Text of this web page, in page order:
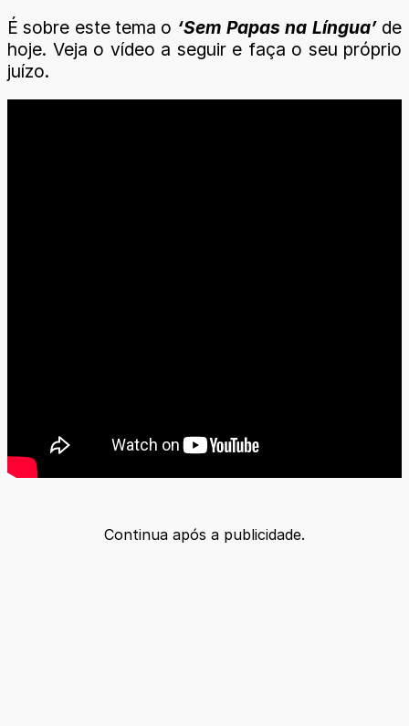
É sobre este tema o ‘Sem Papas na Língua’de
hoje. Veja o vídeo a seguir e faça o seu próprio
juízo.
Continua após a publicidade.